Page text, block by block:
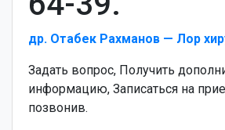
др. Отабек Рахманов — Лор
Задать вопрос, Получить
информацию, Записаться на
позвонив.